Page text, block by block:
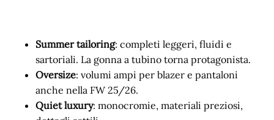
Summer tailoring: completi leggeri, fluidi e
sartoriali. La gonna a tubino torna protagonista.
Oversize: volumi ampi per blazer e pantaloni
anche nella FW 25/26.
Quiet luxury: monocromie, materiali preziosi,